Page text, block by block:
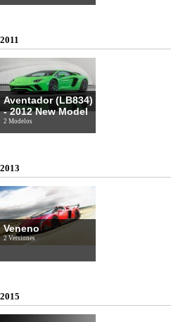
2011
Aventador (LB834)
- 2012 New Model
2 Modelos
2013
Veneno
2 Versiones
2015